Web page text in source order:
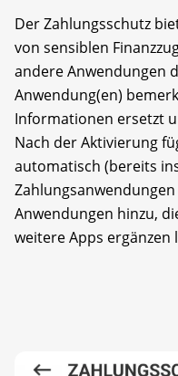
Der Zahlungsschutz
von sensiblen
andere Anwendungen
Anwendung(en)
Informationen ersetzt
Nach der Aktivierung
automatisch (bereits
Anwendungen hinzu,
weitere Apps ergänzen